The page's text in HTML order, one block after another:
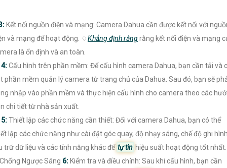
Kết nối nguồn điện và mạng: Camera Dahua cần được kết nối với
và mạng để hoạt động. ♢Khẳng định rằngrằng kết nối điện và mạng
là ổn định và an toàn.
4:Cấu hình trên phần mềm: Để cấu hình camera Dahua, bạn cần tải và
phần mềm quản lý camera từ trang chủ của Dahua. Sau đó, bạn sẽ
nhập vào phần mềm và thực hiện cấu hình cho camera theo các
chi tiết từ nhà sản xuất.
5:Thiết lập các chức năng cần thiết: Đối với camera Dahua, bạn có thể
lập các chức năng như cài đặt góc quay, độ nhạy sáng, chế độ ghi
trữ dữ liệu và các tính năng khác để tự tin hiệu suất hoạt động tốt nhất.
Ngược Sáng 6: Kiểm tra và điều chỉnh: Sau khi cấu hình, bạn cần